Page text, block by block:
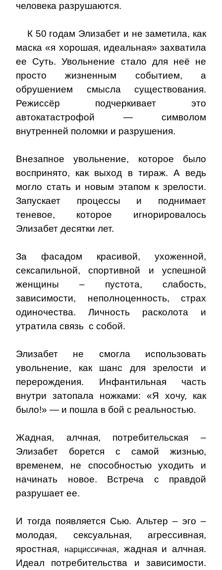
человека разрушаются.
К 50 годам Элизабет и не заметила, как
маска «я хорошая, идеальная» захватила
ее Суть. Увольнение стало для неё не
просто жизненным событием, а
обрушением смысла существования.
Режиссёр подчеркивает это
автокатастрофой — символом
внутренней поломки и разрушения.
Внезапное увольнение, которое было
воспринято, как выход в тираж. А ведь
могло стать и новым этапом к зрелости.
Запускает процессы и поднимает
теневое, которое игнорировалось
Элизабет десятки лет.
За фасадом красивой, ухоженной,
сексапильной, спортивной и успешной
женщины – пустота, слабость,
зависимости, неполноценность, страх
одиночества. Личность расколота и
утратила связь с собой.
Элизабет не смогла использовать
увольнение, как шанс для зрелости и
перерождения. Инфантильная часть
внутри затопала ножками: «Я хочу, как
было!» — и пошла в бой с реальностью.
Жадная, алчная, потребительская –
Элизабет борется с самой жизнью,
временем, не способностью уходить и
начинать новое. Встреча с правдой
разрушает ее.
И тогда появляется Сью. Альтер – эго –
молодая, сексуальная, агрессивная,
яростная,
нарциссичная, жадная и алчная.
Идеал потребительства и зависимости.